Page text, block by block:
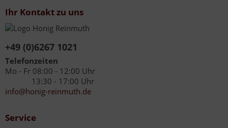
Ihr Kontakt zu uns
+49 (0)6267 1021
Telefonzeiten
Mo - Fr 08:00 - 12:00 Uhr
13:30 - 17:00 Uhr
info@honig-reinmuth.de
Service